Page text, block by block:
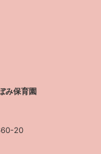
み保育園
20